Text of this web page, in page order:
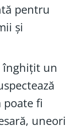
pentru
și
înghițit un
fi
uneori